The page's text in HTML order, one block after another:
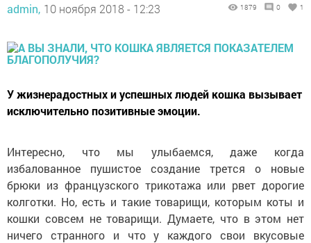
admin, 10 ноября 2018 - 12:23 1879 0 1
У жизнерадостных и успешных людей кошка вызывает
исключительно позитивные эмоции.
Интересно, что мы улыбаемся, даже когда
избалованное пушистое создание трется о новые
брюки из французского трикотажа или рвет дорогие
колготки. Но, есть и такие товарищи, которым коты и
кошки совсем не товарищи. Думаете, что в этом нет
ничего странного и что у каждого свои вкусовые